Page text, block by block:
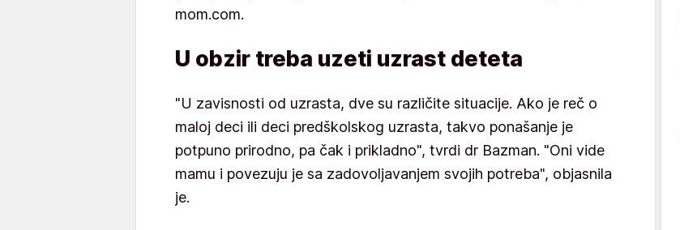
mom.com.
U obzir treba uzeti uzrast deteta
"U zavisnosti od uzrasta, dve su različite situacije. Ako je reč o
maloj deci ili deci predškolskog uzrasta, takvo ponašanje je
potpuno prirodno, pa čak i prikladno", tvrdi dr Bazman. "Oni vide
mamu i povezuju je sa zadovoljavanjem svojih potreba", objasnila
je.